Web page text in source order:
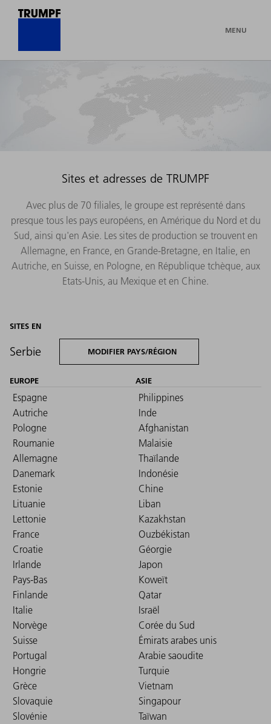
MENU
Sites et adresses de TRUMPF
Avec plus de 70 filiales, le groupe est représenté dans
presque tous les pays européens, en Amérique du Nord et du
Sud, ainsi qu'en Asie. Les sites de production se trouvent en
Allemagne, en France, en Grande-Bretagne, en Italie, en
Autriche, en Suisse, en Pologne, en République tchèque, aux
Etats-Unis, au Mexique et en Chine.
SITES EN
Serbie MODIFIER PAYS/RÉGION
EUROPE
Espagne
Autriche
Pologne
Roumanie
Allemagne
Danemark
Estonie
Lituanie
Lettonie
France
Croatie
Irlande
Pays-Bas
Finlande
Italie
Norvège
Suisse
Portugal
Hongrie
Grèce
Slovaquie
Slovénie
ASIE
Philippines
Inde
Afghanistan
Malaisie
Thaïlande
Indonésie
Chine
Liban
Kazakhstan
Ouzbékistan
Géorgie
Japon
Koweït
Qatar
Israël
Corée du Sud
Émirats arabes unis
Arabie saoudite
Turquie
Vietnam
Singapour
Taïwan